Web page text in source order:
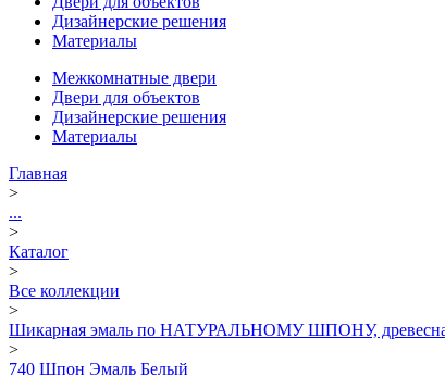
Дизайнерские решения
Материалы
Межкомнатные двери
Двери для объектов
Дизайнерские решения
Материалы
Главная
>
...
>
Каталог
>
Все коллекции
>
Шикарная эмаль по НАТУРАЛЬНОМУ ШПОНУ, древесная
>
740 Шпон Эмаль Белый